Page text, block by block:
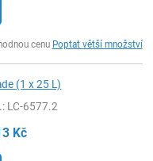
cenu Poptat větší množství
(1 x 25 L)
: LC-6577.2
Kč